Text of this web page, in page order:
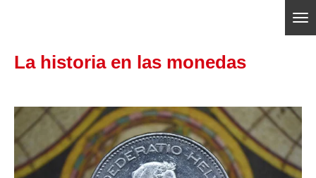
contenido
La historia en las monedas